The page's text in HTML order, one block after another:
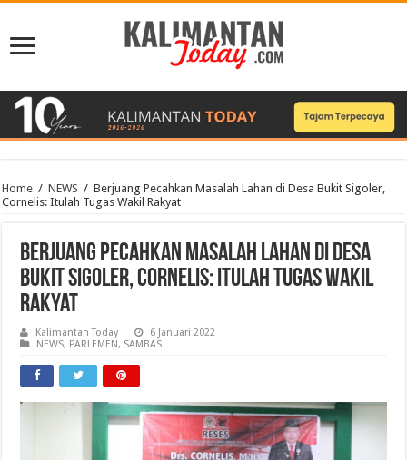
Home / NEWS / Berjuang Pecahkan Masalah Lahan di Desa Bukit Sigoler,
Cornelis: Itulah Tugas Wakil Rakyat
Berjuang Pecahkan Masalah Lahan di Desa
Bukit Sigoler, Cornelis: Itulah Tugas Wakil
Rakyat
Kalimantan Today
6 Januari 2022
NEWS, PARLEMEN, SAMBAS